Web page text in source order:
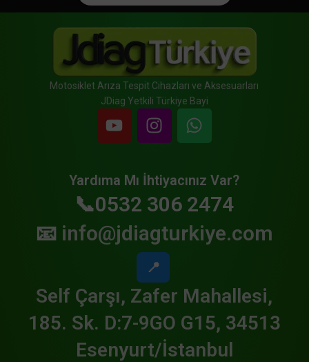
Motosiklet Arıza Tespit Cihazları ve Aksesuarları
JDiag Yetkili Türkiye Bayi
Yardıma Mı İhtiyacınız Var?
📞0532 306 2474
📧 info@jdiagturkiye.com
📍
Self Çarşı, Zafer Mahallesi,
185. Sk. D:7-9GO G15, 34513
Esenyurt/İstanbul